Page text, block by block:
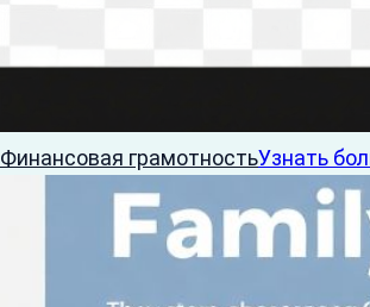
Финансовая грамотностьУзнать